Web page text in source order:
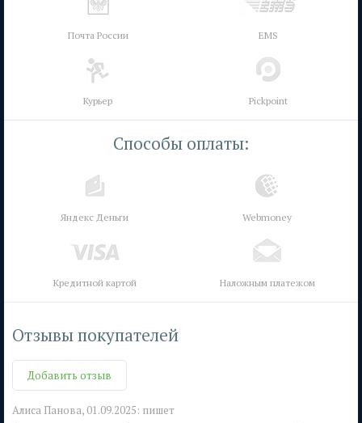
Почта России EMS
Курьер Pickpoint
Способы оплаты:
Яндекс Деньги Webmoney
Кредитной картой Наложным платежом
Отзывы покупателей
Добавить отзыв
Алиса Панова, 01.09.2025: пишет